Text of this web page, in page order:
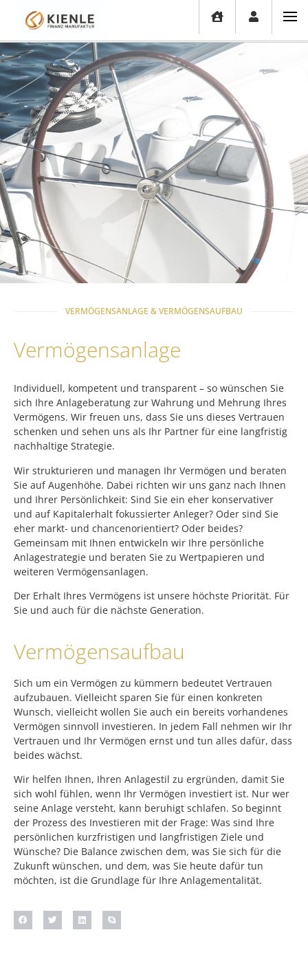
VERMÖGENSANLAGE & VERMÖGENSAUFBAU
Vermögensanlage
Individuell, kompetent und transparent – so wünschen Sie
sich Ihre Anlageberatung zur Wahrung und Mehrung Ihres
Vermögens. Wir freuen uns, dass Sie uns dieses Vertrauen
schenken und sehen uns als Ihr Partner für eine langfristig
nachhaltige Strategie.
Wir strukturieren und managen Ihr Vermögen und beraten
Sie auf Augenhöhe. Dabei richten wir uns ganz nach Ihnen
und Ihrer Persönlichkeit: Sind Sie ein eher konservativer
und auf Kapitalerhalt fokussierter Anleger? Oder sind Sie
eher markt- und chancenorientiert? Oder beides?
Gemeinsam mit Ihnen entwickeln wir Ihre persönliche
Anlagestrategie und beraten Sie zu Wertpapieren und
weiteren Vermögensanlagen.
Der Erhalt Ihres Vermögens ist unsere höchste Priorität. Für
Sie und auch für die nächste Generation.
Vermögensaufbau
Sich um ein Vermögen zu kümmern bedeutet Vertrauen
aufzubauen. Vielleicht sparen Sie für einen konkreten
Wunsch, vielleicht wollen Sie auch ein bereits vorhandenes
Vermögen sinnvoll investieren. In jedem Fall nehmen wir Ihr
Vertrauen und Ihr Vermögen ernst und tun alles dafür, dass
beides wächst.
Wir helfen Ihnen, Ihren Anlagestil zu ergründen, damit Sie
sich wohl fühlen, wenn Ihr Vermögen investiert ist. Nur wer
seine Anlage versteht, kann beruhigt schlafen. So beginnt
der Prozess des Investieren mit der Frage: Was sind Ihre
persönlichen kurzfristigen und langfristigen Ziele und
Wünsche? Die Balance zwischen dem, was Sie sich für die
Zukunft wünschen, und dem, was Sie heute dafür tun
möchten, ist die Grundlage für Ihre Anlagementalität.